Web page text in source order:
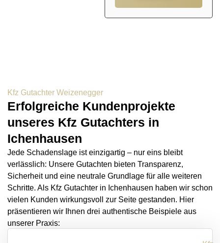
Kfz Gutachter Weizenegger
Erfolgreiche Kundenprojekte
unseres Kfz Gutachters in
Ichenhausen
Jede Schadenslage ist einzigartig – nur eins bleibt
verlässlich: Unsere Gutachten bieten Transparenz,
Sicherheit und eine neutrale Grundlage für alle weiteren
Schritte. Als Kfz Gutachter in Ichenhausen haben wir schon
vielen Kunden wirkungsvoll zur Seite gestanden. Hier
präsentieren wir Ihnen drei authentische Beispiele aus
unserer Praxis: